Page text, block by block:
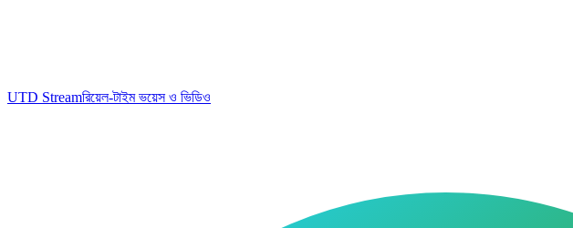
UTD Streamরিয়েল-টাইম ভয়েস ও ভিডিও